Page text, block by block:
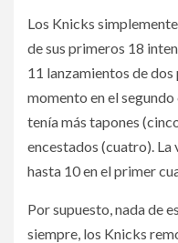
Los Knicks
de sus primeros 18
11 lanzamientos de
momento en el
tenía más tapones
encestados (cuatro). La
hasta 10 en el primer
Por supuesto, nada de
siempre, los Knicks